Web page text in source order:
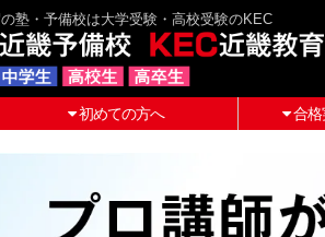
塾・予備校は大学受験・高校受験のKEC
初めての方へ 合